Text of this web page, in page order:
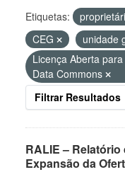
Etiquetas:
CEG
unidade
Licença Aberta
Data Commons
Filtrar Resultados
RALIE –
Expansão da